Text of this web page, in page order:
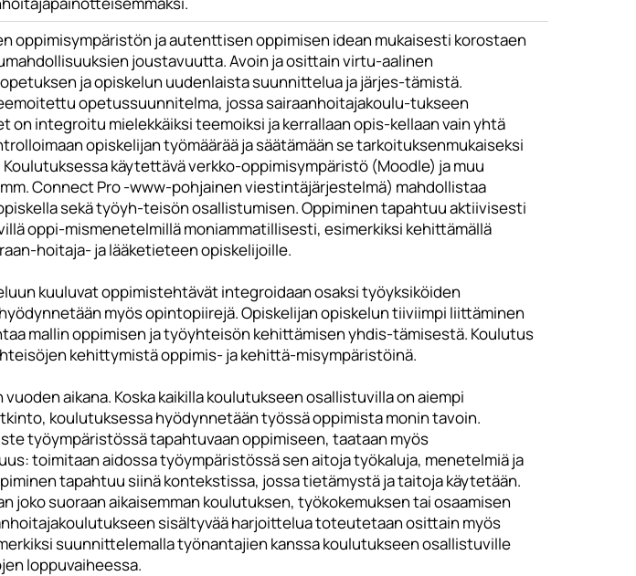
oppimisympäristön ja autenttisen oppimisen idean mukaisesti korostaen
joustavuutta. Avoin ja osittain virtu-aalinen
ja opiskelun uudenlaista suunnittelua ja järjes-tämistä.
opetussuunnitelma, jossa sairaanhoitajakoulu-tukseen
on integroitu mielekkäiksi teemoiksi ja kerrallaan opis-kellaan vain yhtä
opiskelijan työmäärää ja säätämään se tarkoituksenmukaiseksi
käytettävä verkko-oppimisympäristö (Moodle) ja muu
Connect Pro -www-pohjainen viestintäjärjestelmä) mahdollistaa
sekä työyh-teisön osallistumisen. Oppiminen tapahtuu aktiivisesti
oppi-mismenetelmillä moniammatillisesti, esimerkiksi kehittämällä
hoitaja- ja lääketieteen opiskelijoille.
kuuluvat oppimistehtävät integroidaan osaksi työyksiköiden
myös opintopiirejä. Opiskelijan opiskelun tiiviimpi liittäminen
mallin oppimisen ja työyhteisön kehittämisen yhdis-tämisestä. Koulutus
kehittymistä oppimis- ja kehittä-misympäristöinä.
aikana. Koska kaikilla koulutukseen osallistuvilla on aiempi
koulutuksessa hyödynnetään työssä oppimista monin tavoin.
työympäristössä tapahtuvaan oppimiseen, taataan myös
toimitaan aidossa työympäristössä sen aitoja työkaluja, menetelmiä ja
tapahtuu siinä kontekstissa, jossa tietämystä ja taitoja käytetään.
joko suoraan aikaisemman koulutuksen, työkokemuksen tai osaamisen
sisältyvää harjoittelua toteutetaan osittain myös
suunnittelemalla työnantajien kanssa koulutukseen osallistuville
loppuvaiheessa.